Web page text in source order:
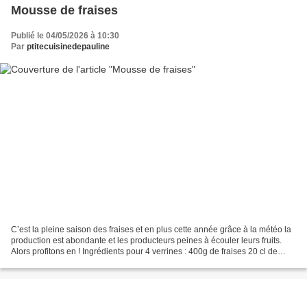
Mousse de fraises
Publié le 04/05/2026 à 10:30
Par ptitecuisinedepauline
C’est la pleine saison des fraises et en plus cette année grâce à la météo la
production est abondante et les producteurs peines à écouler leurs fruits.
Alors profitons en ! Ingrédients pour 4 verrines : 400g de fraises 20 cl de